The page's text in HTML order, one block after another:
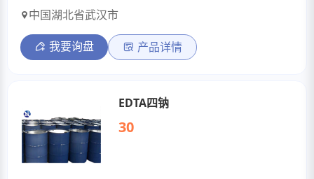
中国湖北省武汉市
我要询盘 产品详情
EDTA四钠
30